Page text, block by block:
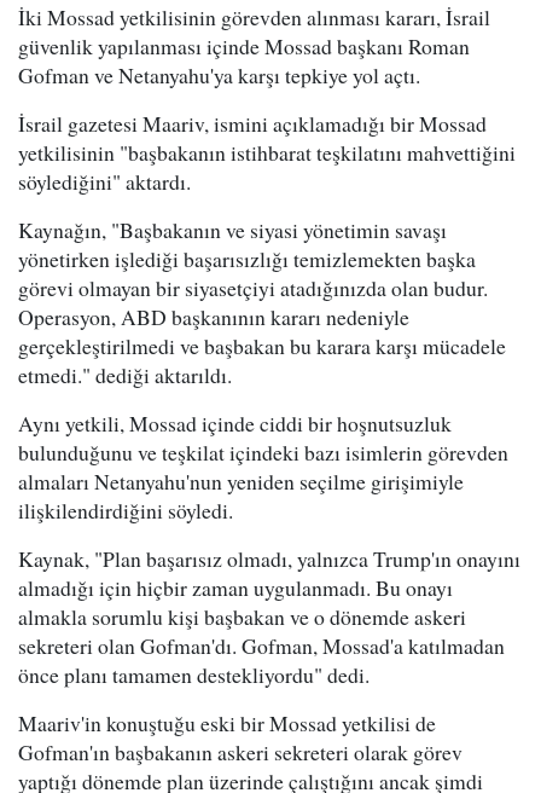
İki Mossad yetkilisinin görevden alınması kararı, İsrail
güvenlik yapılanması içinde Mossad başkanı Roman
Gofman ve Netanyahu'ya karşı tepkiye yol açtı.
İsrail gazetesi Maariv, ismini açıklamadığı bir Mossad
yetkilisinin "başbakanın istihbarat teşkilatını mahvettiğini
söylediğini" aktardı.
Kaynağın, "Başbakanın ve siyasi yönetimin savaşı
yönetirken işlediği başarısızlığı temizlemekten başka
görevi olmayan bir siyasetçiyi atadığınızda olan budur.
Operasyon, ABD başkanının kararı nedeniyle
gerçekleştirilmedi ve başbakan bu karara karşı mücadele
etmedi." dediği aktarıldı.
Aynı yetkili, Mossad içinde ciddi bir hoşnutsuzluk
bulunduğunu ve teşkilat içindeki bazı isimlerin görevden
almaları Netanyahu'nun yeniden seçilme girişimiyle
ilişkilendirdiğini söyledi.
Kaynak, "Plan başarısız olmadı, yalnızca Trump'ın onayını
almadığı için hiçbir zaman uygulanmadı. Bu onayı
almakla sorumlu kişi başbakan ve o dönemde askeri
sekreteri olan Gofman'dı. Gofman, Mossad'a katılmadan
önce planı tamamen destekliyordu" dedi.
Maariv'in konuştuğu eski bir Mossad yetkilisi de
Gofman'ın başbakanın askeri sekreteri olarak görev
yaptığı dönemde plan üzerinde çalıştığını ancak şimdi